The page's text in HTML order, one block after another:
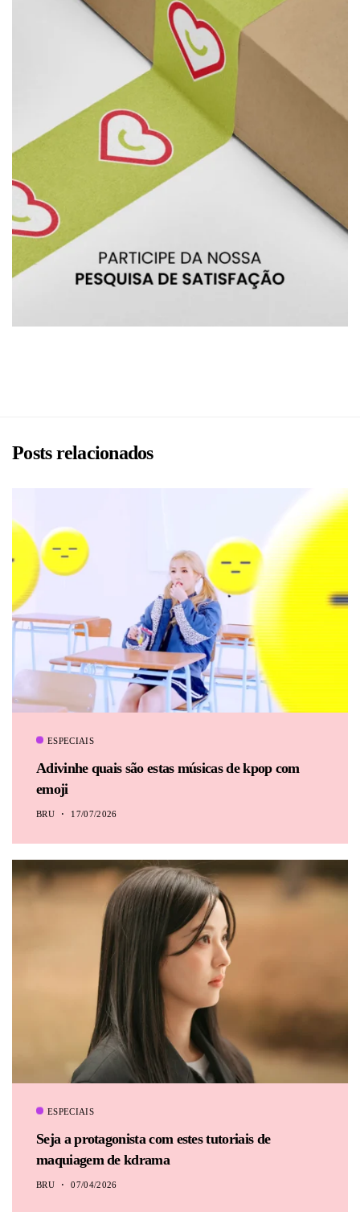
Posts relacionados
ESPECIAIS
Adivinhe quais são estas músicas de kpop com
emoji
BRU 17/07/2026
ESPECIAIS
Seja a protagonista com estes tutoriais de
maquiagem de kdrama
BRU 07/04/2026